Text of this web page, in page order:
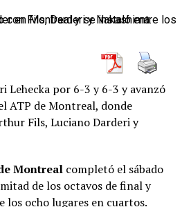
Las dos consiguieron
la posibilidad de cerrar el set
hacerlo, pero respondió de
desempate y se quedó con el
Lehecka por 6-3 y 6-3 y avanzó
ATP de Montreal, donde
Fils, Luciano Darderi y
Montrealcompletó el sábado
de los octavos de final y
los ocho lugares en cuartos.